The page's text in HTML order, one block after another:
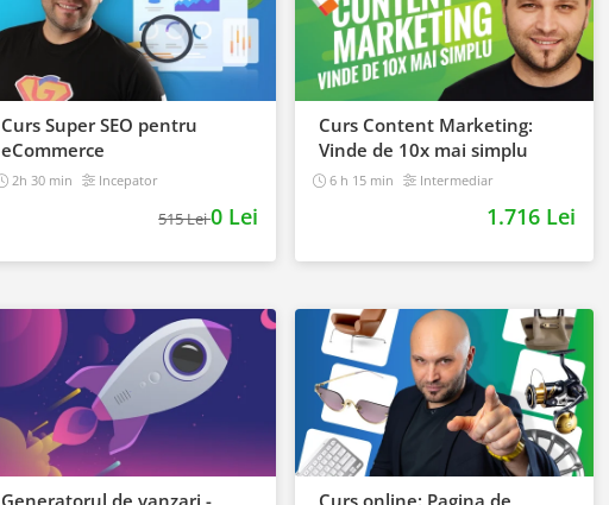
Curs Super SEO pentru
eCommerce
2h 30 min Incepator
515 Lei0 Lei
Curs Content Marketing:
Vinde de 10x mai simplu
6 h 15 min Intermediar
1.716 Lei